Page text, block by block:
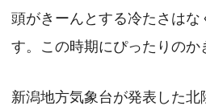
頭がきーんとする冷たさはな
す。この時期にぴったりのか
新潟地方気象台が発表した